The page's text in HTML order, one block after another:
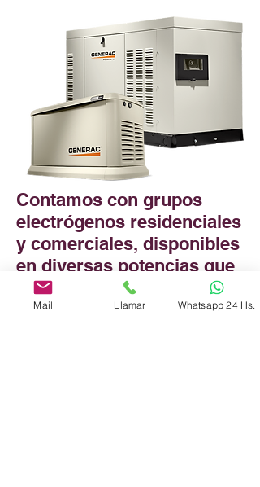
Contamos con grupos
electrógenos residenciales
y comerciales, disponibles
en diversas potencias que
podrá adquirir con o sin
instalación postventa.
Mail Llamar Whatsapp 24 Hs.